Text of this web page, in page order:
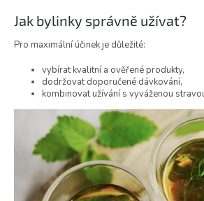
Jak bylinky správně užívat?
Pro maximální účinek je důležité:
vybírat kvalitní a ověřené produkty,
dodržovat doporučené dávkování,
kombinovat užívání s vyváženou